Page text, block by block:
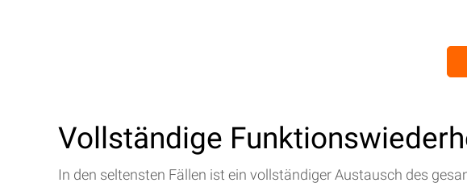
Vollständige
In den seltensten Fällen ist ein vollständiger Austausch des